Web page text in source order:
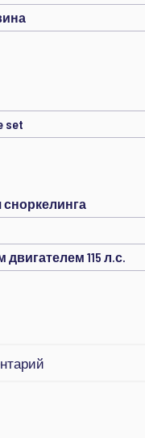
set
115 л.с.